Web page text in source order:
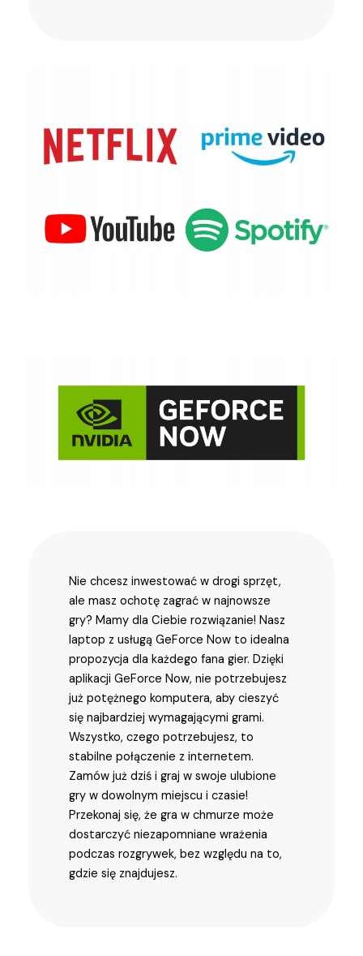
Nie chcesz inwestować w drogi sprzęt,
ale masz ochotę zagrać w najnowsze
gry? Mamy dla Ciebie rozwiązanie! Nasz
laptop z usługą GeForce Now to idealna
propozycja dla każdego fana gier. Dzięki
aplikacji GeForce Now, nie potrzebujesz
już potężnego komputera, aby cieszyć
się najbardziej wymagającymi grami.
Wszystko, czego potrzebujesz, to
stabilne połączenie z internetem.
Zamów już dziś i graj w swoje ulubione
gry w dowolnym miejscu i czasie!
Przekonaj się, że gra w chmurze może
dostarczyć niezapomniane wrażenia
podczas rozgrywek, bez względu na to,
gdzie się znajdujesz.